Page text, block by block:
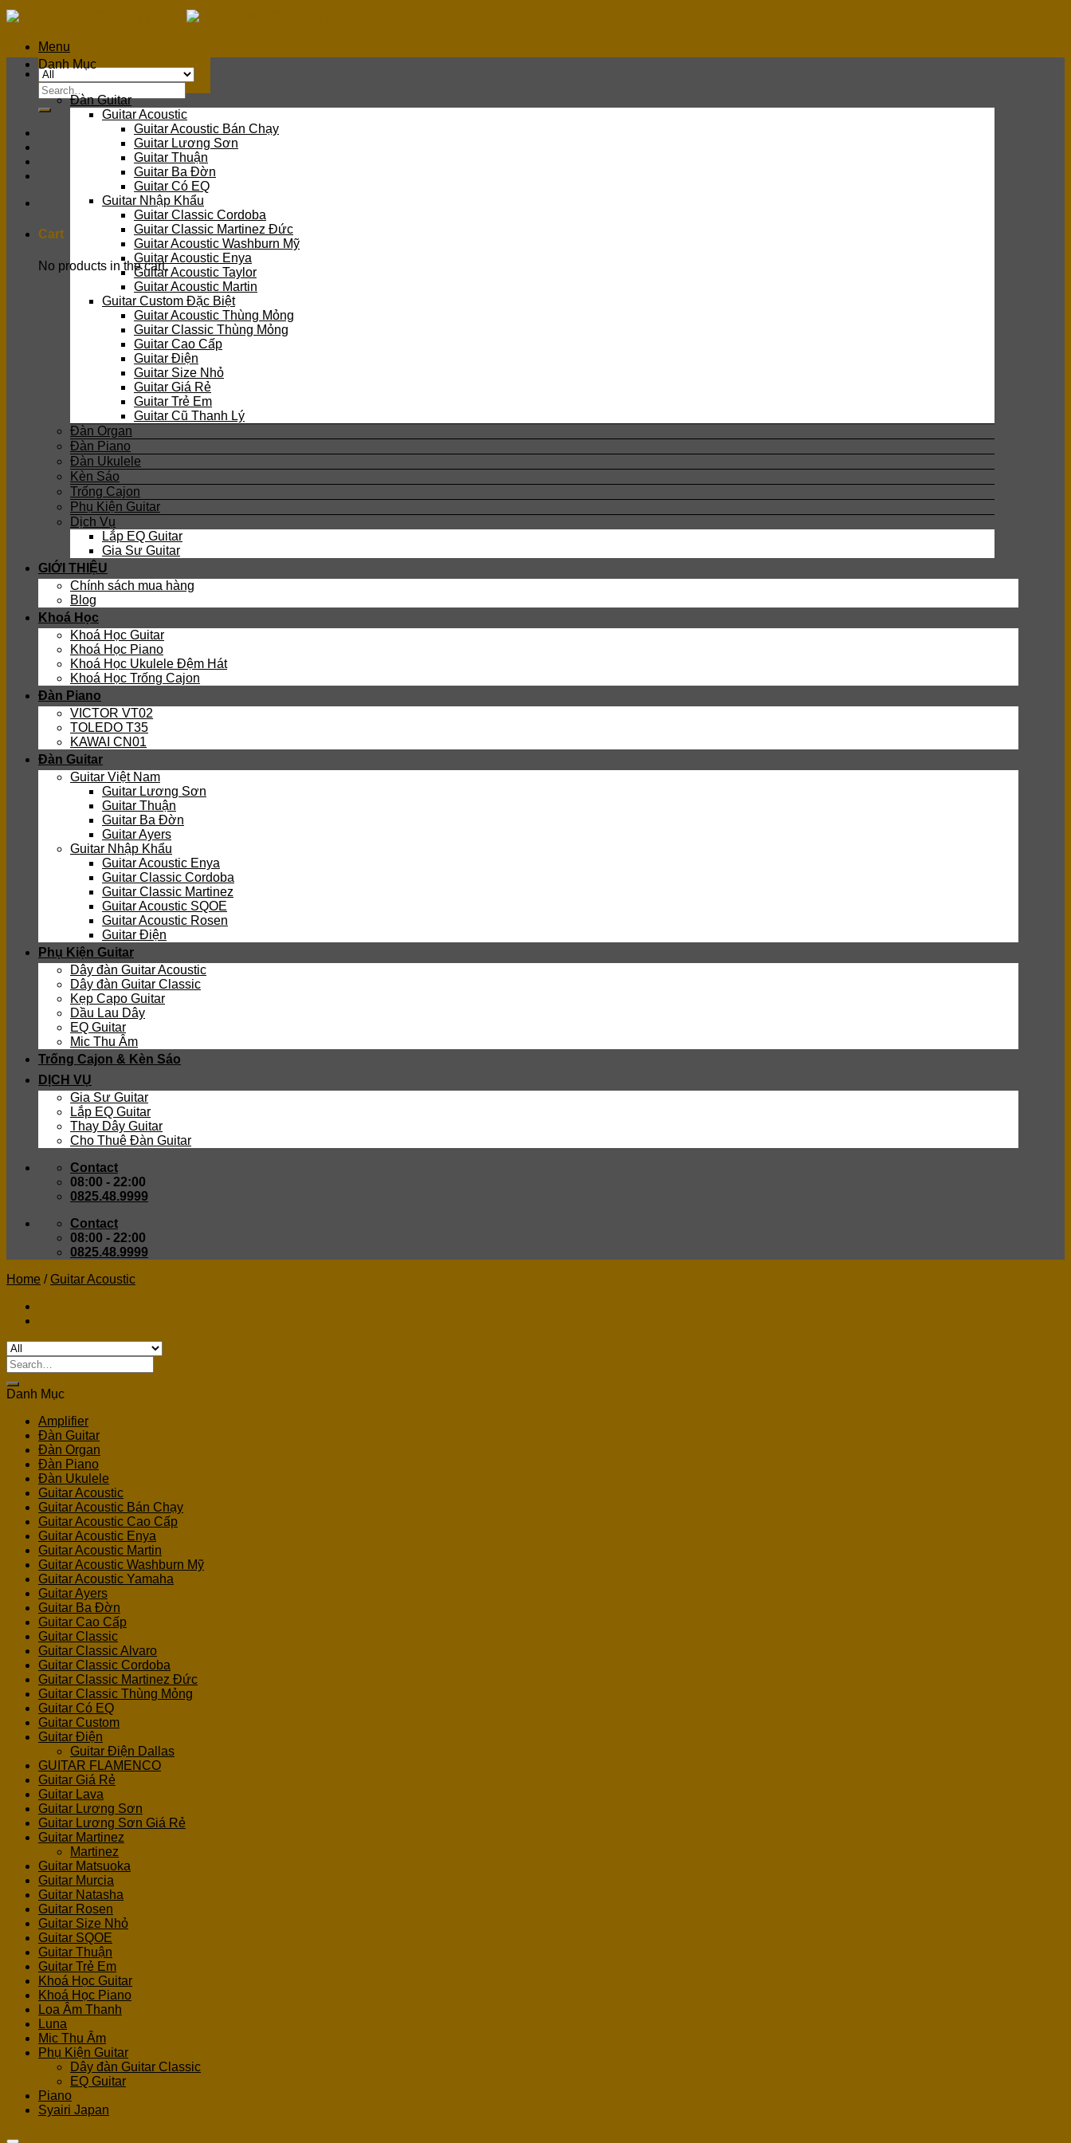
Skip
to
contentMenu
Search
for:
Cart
No products in the cart.
Danh Mục
Đàn Guitar
Guitar Acoustic
Guitar Acoustic Bán Chạy
Guitar Lương Sơn
Guitar Thuận
Guitar Ba Đờn
Guitar Có EQ
Guitar Nhập Khẩu
Guitar Classic Cordoba
Guitar Classic Martinez Đức
Guitar Acoustic Washburn Mỹ
Guitar Acoustic Enya
Guitar Acoustic Taylor
Guitar Acoustic Martin
Guitar Custom Đặc Biệt
Guitar Acoustic Thùng Mỏng
Guitar Classic Thùng Mỏng
Guitar Cao Cấp
Guitar Điện
Guitar Size Nhỏ
Guitar Giá Rẻ
Guitar Trẻ Em
Guitar Cũ Thanh Lý
Đàn Organ
Đàn Piano
Đàn Ukulele
Kèn Sáo
Trống Cajon
Phụ Kiện Guitar
Dịch Vụ
Lắp EQ Guitar
Gia Sư Guitar
GIỚI THIỆU
Chính sách mua hàng
Blog
Khoá Học
Khoá Học Guitar
Khoá Học Piano
Khoá Học Ukulele Đệm Hát
Khoá Học Trống Cajon
Đàn Piano
VICTOR VT02
TOLEDO T35
KAWAI CN01
Đàn Guitar
Guitar Việt Nam
Guitar Lương Sơn
Guitar Thuận
Guitar Ba Đờn
Guitar Ayers
Guitar Nhập Khẩu
Guitar Acoustic Enya
Guitar Classic Cordoba
Guitar Classic Martinez
Guitar Acoustic SQOE
Guitar Acoustic Rosen
Guitar Điện
Phụ Kiện Guitar
Dây đàn Guitar Acoustic
Dây đàn Guitar Classic
Kẹp Capo Guitar
Dầu Lau Dây
EQ Guitar
Mic Thu Âm
Trống Cajon & Kèn Sáo
DỊCH VỤ
Gia Sư Guitar
Lắp EQ Guitar
Thay Dây Guitar
Cho Thuê Đàn Guitar
Contact
08:00 - 22:00
0825.48.9999
Contact
08:00 - 22:00
0825.48.9999
Home / Guitar Acoustic
Search
for:
Danh Mục
Amplifier
Đàn Guitar
Đàn Organ
Đàn Piano
Đàn Ukulele
Guitar Acoustic
Guitar Acoustic Bán Chạy
Guitar Acoustic Cao Cấp
Guitar Acoustic Enya
Guitar Acoustic Martin
Guitar Acoustic Washburn Mỹ
Guitar Acoustic Yamaha
Guitar Ayers
Guitar Ba Đờn
Guitar Cao Cấp
Guitar Classic
Guitar Classic Alvaro
Guitar Classic Cordoba
Guitar Classic Martinez Đức
Guitar Classic Thùng Mỏng
Guitar Có EQ
Guitar Custom
Guitar Điện
Guitar Điện Dallas
GUITAR FLAMENCO
Guitar Giá Rẻ
Guitar Lava
Guitar Lương Sơn
Guitar Lương Sơn Giá Rẻ
Guitar Martinez
Martinez
Guitar Matsuoka
Guitar Murcia
Guitar Natasha
Guitar Rosen
Guitar Size Nhỏ
Guitar SQOE
Guitar Thuận
Guitar Trẻ Em
Khoá Học Guitar
Khoá Học Piano
Loa Âm Thanh
Luna
Mic Thu Âm
Phụ Kiện Guitar
Dây đàn Guitar Classic
EQ Guitar
Piano
Syairi Japan